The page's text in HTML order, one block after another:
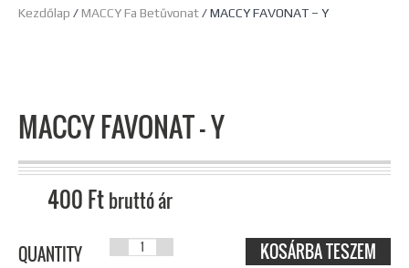
Kezdőlap /MACCY Fa Betűvonat/ MACCY FAVONAT – Y
MACCY FAVONAT – Y
400Ft bruttó ár
QUANTITY
MACCY
KOSÁRBA TESZEM